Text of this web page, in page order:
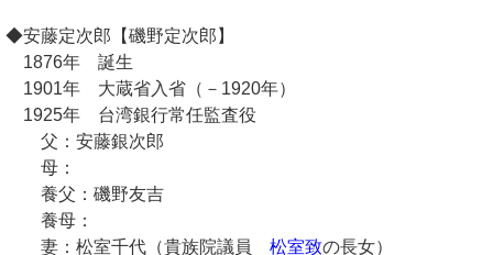
◆安藤定次郎【磯野定次郎】
1876年 誕生
1901年 大蔵省入省（－1920年）
1925年 台湾銀行常任監査役
父：安藤銀次郎
母：
養父：磯野友吉
養母：
妻：松室千代（貴族院議員 松室致の長女）